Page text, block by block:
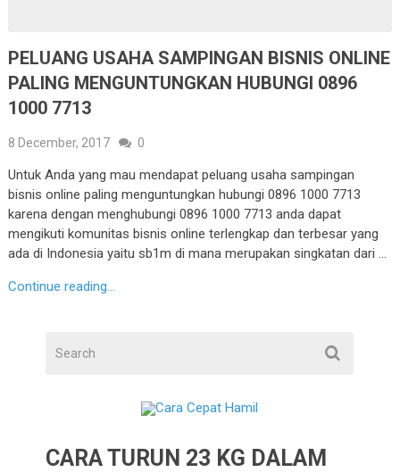
PELUANG USAHA SAMPINGAN BISNIS ONLINE
PALING MENGUNTUNGKAN HUBUNGI 0896
1000 7713
8 December, 2017 0
Untuk Anda yang mau mendapat peluang usaha sampingan
bisnis online paling menguntungkan hubungi 0896 1000 7713
karena dengan menghubungi 0896 1000 7713 anda dapat
mengikuti komunitas bisnis online terlengkap dan terbesar yang
ada di Indonesia yaitu sb1m di mana merupakan singkatan dari …
Continue reading...
CARA TURUN 23 KG DALAM